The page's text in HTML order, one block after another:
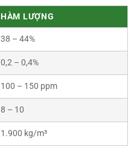
HÀM LƯỢNG
38 – 44%
0,2 – 0,4%
100 – 150 ppm
8 – 10
1.900 kg/m³